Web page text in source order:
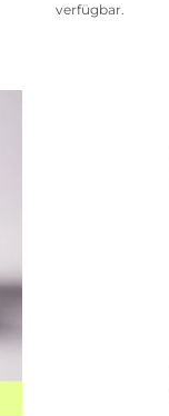
verfügbar.